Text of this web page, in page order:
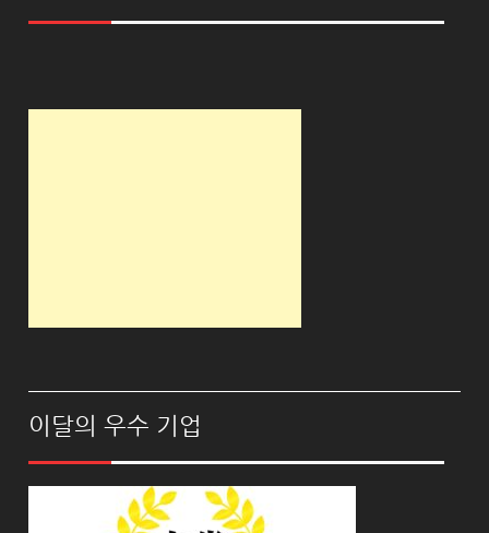
이달의 우수 기업